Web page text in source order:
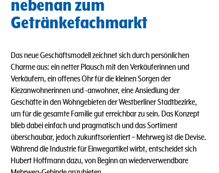
nebenan zum
Getränkefachmarkt
Das neue Geschäftsmodell zeichnet sich durch persönlichen
Charme aus: ein netter Plausch mit den Verkäuferinnen und
Verkäufern, ein offenes Ohr für die kleinen Sorgen der
Kiezanwohnerinnen und -anwohner, eine Ansiedlung der
Geschäfte in den Wohngebieten der Westberliner Stadtbezirke,
um für die gesamte Familie gut erreichbar zu sein. Das Konzept
blieb dabei einfach und pragmatisch und das Sortiment
überschaubar, jedoch zukunftsorientiert – Mehrweg ist die Devise.
Während die Industrie für Einwegartikel wirbt, entscheidet sich
Hubert Hoffmann dazu, von Beginn an wiederverwendbare